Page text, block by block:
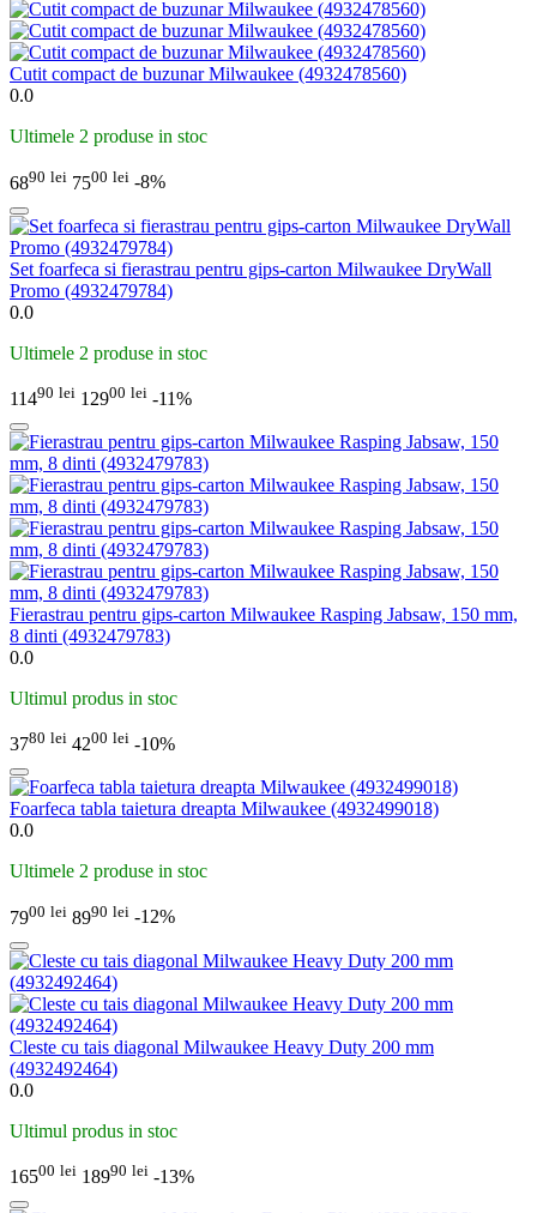
Cutit compact de buzunar Milwaukee (4932478560)
0.0
Ultimele 2 produse in stoc
6890 lei 7500 lei -8%
Set foarfeca si fierastrau pentru gips-carton Milwaukee DryWall
Promo (4932479784)
0.0
Ultimele 2 produse in stoc
11490 lei 12900 lei -11%
Fierastrau pentru gips-carton Milwaukee Rasping Jabsaw, 150 mm,
8 dinti (4932479783)
0.0
Ultimul produs in stoc
3780 lei 4200 lei -10%
Foarfeca tabla taietura dreapta Milwaukee (4932499018)
0.0
Ultimele 2 produse in stoc
7900 lei 8990 lei -12%
Cleste cu tais diagonal Milwaukee Heavy Duty 200 mm
(4932492464)
0.0
Ultimul produs in stoc
16500 lei 18990 lei -13%